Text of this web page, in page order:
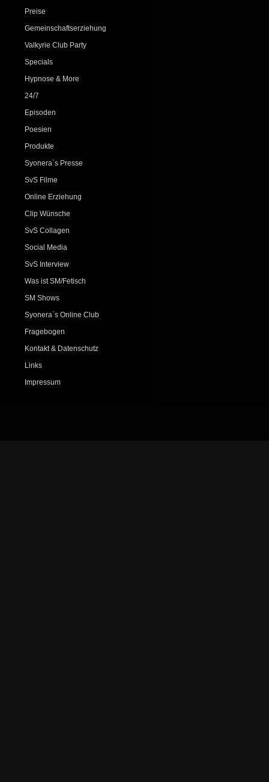
Preise
Gemeinschaftserziehung
Valkyrie Club Party
Specials
Hypnose & More
24/7
Episoden
Poesien
Produkte
Syonera`s Presse
SvS Filme
Online Erziehung
Clip Wünsche
SvS Collagen
Social Media
SvS Interview
Was ist SM/Fetisch
SM Shows
Syonera`s Online Club
Fragebogen
Kontakt & Datenschutz
Links
Impressum